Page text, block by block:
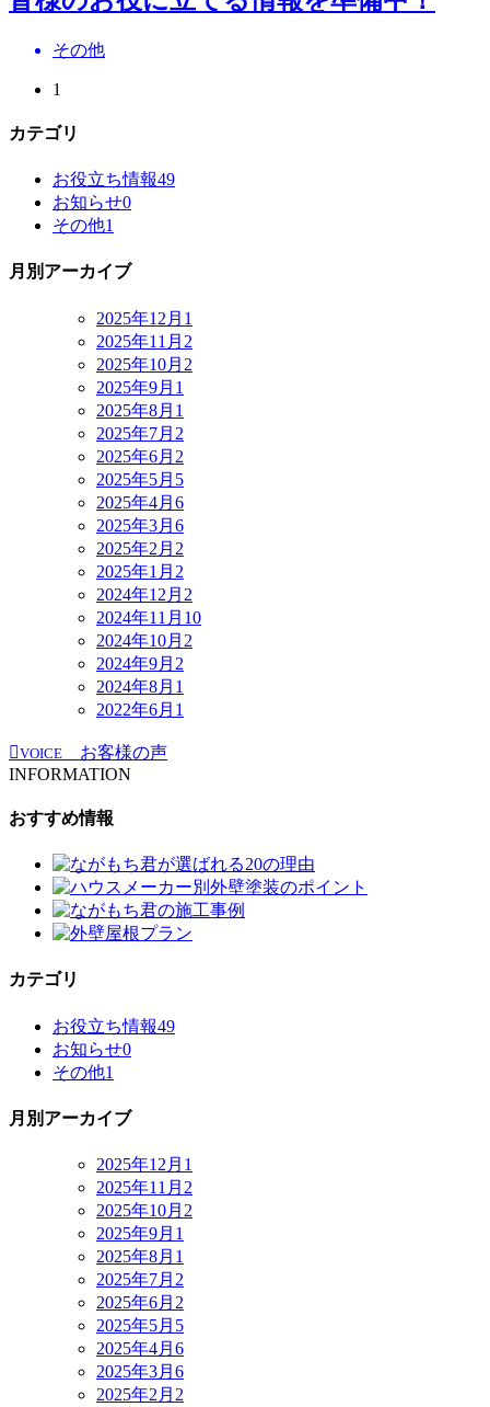
その他
1
カテゴリ
お役立ち情報49
お知らせ0
その他1
月別アーカイブ
2025年12月 1
2025年11月 2
2025年10月 2
2025年9月 1
2025年8月 1
2025年7月 2
2025年6月 2
2025年5月 5
2025年4月 6
2025年3月 6
2025年2月 2
2025年1月 2
2024年12月 2
2024年11月 10
2024年10月 2
2024年9月 2
2024年8月 1
2022年6月 1
VOICE
お客様の声
INFORMATION
おすすめ情報
カテゴリ
お役立ち情報49
お知らせ0
その他1
月別アーカイブ
2025年12月 1
2025年11月 2
2025年10月 2
2025年9月 1
2025年8月 1
2025年7月 2
2025年6月 2
2025年5月 5
2025年4月 6
2025年3月 6
2025年2月 2